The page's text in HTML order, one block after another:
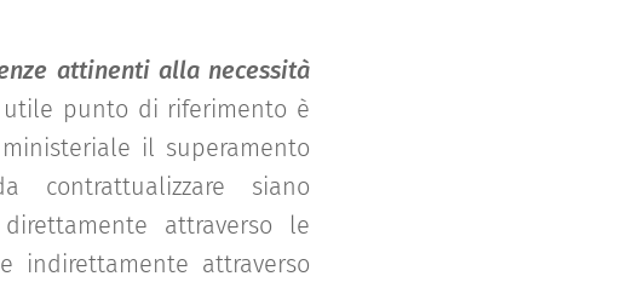
attinenti alla necessità
punto di riferimento è
il superamento
siano
attraverso le
indirettamente attraverso